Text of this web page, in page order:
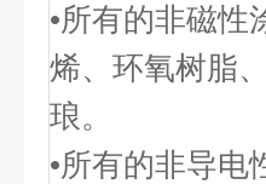
•所有的非磁性
烯、环氧树脂
琅。
•所有的非导电